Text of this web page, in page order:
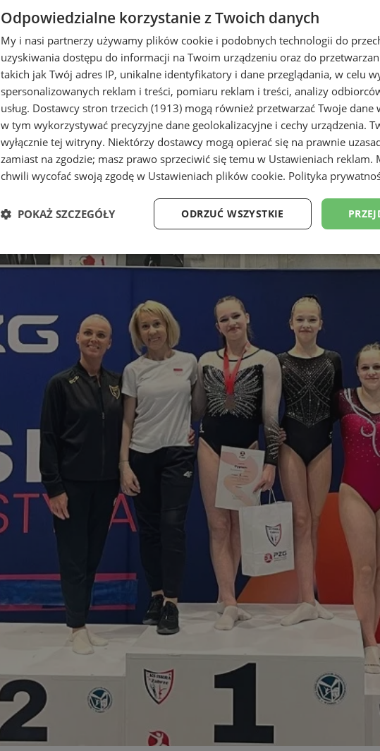
Odpowiedzialne korzystanie z Twoich danych
My i nasi partnerzy używamy plików cookie i podobnych technologii do
uzyskiwania dostępu do informacji na Twoim urządzeniu oraz do
takich jak Twój adres IP, unikalne identyfikatory i dane przeglądania, w celu
spersonalizowanych reklam i treści, pomiaru reklam i treści, analizy
usług. Dostawcy stron trzecich (1913) mogą również przetwarzać Twoje dane
w tym wykorzystywać precyzyjne dane geolokalizacyjne i cechy urządzenia.
wyłącznie tej witryny. Niektórzy dostawcy mogą opierać się na prawnie
zamiast na zgodzie; masz prawo sprzeciwić się temu w Ustawieniach reklam.
chwili wycofać swoją zgodę w Ustawieniach plików cookie. Polityka
ODRZUĆ WSZYSTKIE
POKAŻ SZCZEGÓŁY
Niezbędne Wydajność Targetowanie Funkcjonalność
Niezbędne Wydajność Targetowanie Funkcjonalność
Niezbędne pliki cookie umożliwiają korzystanie z podstawowych funkcji strony internetowej, takich
zarządzanie kontem. Bez niezbędnych plików cookie nie można prawidłowo korzystać ze strony
Provider /
Domena
Okres
przechowywania
Opis
zabrze.com.pl 1 rok
Ten plik cookie przechowuje
QeSessID
zabrze.com.pl 1 rok
Ten plik cookie przechowuje
MvSessID
zabrze.com.pl
Ten plik cookie przechowuje
Cloudflare
Inc.
.x.com
29 minut 53
sekundy
Ten plik cookie służy do
to korzystne dla strony
umożliwia tworzenie ważnych
korzystania z jej witryny
.twitter.com
29 minut 55
sekund
Ten plik cookie służy do
to korzystne dla strony
umożliwia tworzenie ważnych
korzystania z jej witryny
CookieScriptConsent
CookieScript
zabrze.com.pl
4 tygodnie 2 dni
Ten plik cookie jest używany
Script.com do
zgody użytkownika na pliki
aby baner cookie Cookie-
VISITOR_PRIVACY_METADATA
.youtube.com
5 miesięcy 4
tygodnie
Ten plik cookie przechowuje
użytkownika oraz jego
prywatności podczas
wybory dotyczące polityki
zgody, zapewniając ich
wizytach. Dzięki temu
konfigurować swoich
zgodność z regulacjami
Google Privacy Policy